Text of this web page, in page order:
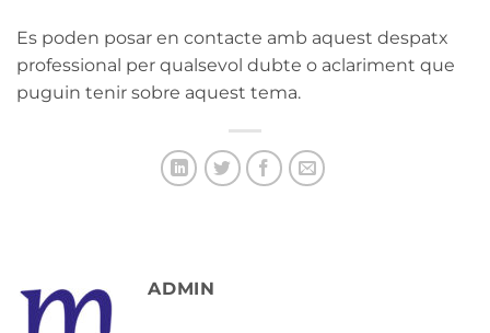
Es poden posar en contacte amb aquest despatx
professional per qualsevol dubte o aclariment que
puguin tenir sobre aquest tema.
ADMIN